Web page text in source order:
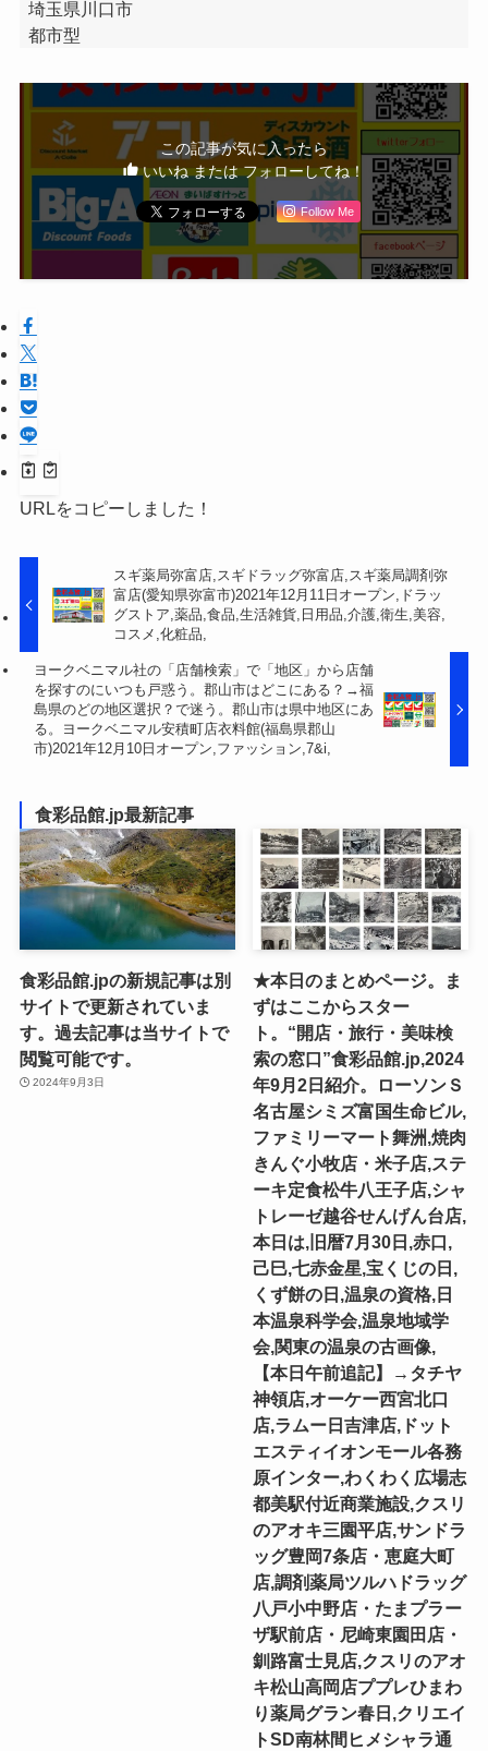
埼玉県川口市
都市型
この記事が気に入ったら
いいね または フォローしてね！
Follow Me
URLをコピーしました！
スギ薬局弥富店,スギドラッグ弥富店,スギ薬局調剤弥
富店(愛知県弥富市)2021年12月11日オープン,ドラッ
グストア,薬品,食品,生活雑貨,日用品,介護,衛生,美容,
コスメ,化粧品,
ヨークベニマル社の「店舗検索」で「地区」から店舗
を探すのにいつも戸惑う。郡山市はどこにある？→福
島県のどの地区選択？で迷う。郡山市は県中地区にあ
る。ヨークベニマル安積町店衣料館(福島県郡山
市)2021年12月10日オープン,ファッション,7&i,
食彩品館.jp最新記事
食彩品館.jpの新規記事は別
サイトで更新されていま
す。過去記事は当サイトで
閲覧可能です。
2024年9月3日
★本日のまとめページ。ま
ずはここからスター
ト。“開店・旅行・美味検
索の窓口”食彩品館.jp,2024
年9月2日紹介。ローソンＳ
名古屋シミズ富国生命ビル,
ファミリーマート舞洲,焼肉
きんぐ小牧店・米子店,ステ
ーキ定食松牛八王子店,シャ
トレーゼ越谷せんげん台店,
本日は,旧暦7月30日,赤口,
己巳,七赤金星,宝くじの日,
くず餅の日,温泉の資格,日
本温泉科学会,温泉地域学
会,関東の温泉の古画像,
【本日午前追記】→タチヤ
神領店,オーケー西宮北口
店,ラムー日吉津店,ドット
エスティイオンモール各務
原インター,わくわく広場志
都美駅付近商業施設,クスリ
のアオキ三園平店,サンドラ
ッグ豊岡7条店・恵庭大町
店,調剤薬局ツルハドラッグ
八戸小中野店・たまプラー
ザ駅前店・尼崎東園田店・
釧路富士見店,クスリのアオ
キ松山高岡店ププレひまわ
り薬局グラン春日,クリエイ
トSD南林間ヒメシャラ通